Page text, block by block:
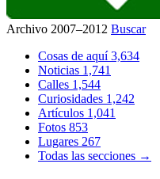
Archivo 2007–2012 Buscar
Cosas de aquí3,634
Noticias 1,741
Calles 1,544
Curiosidades 1,242
Artículos 1,041
Fotos 853
Lugares 267
Todas las secciones →